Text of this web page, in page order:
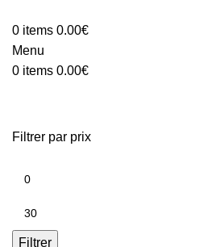
0 items 0.00€
Menu
0 items 0.00€
Filtrer par prix
Filtrer